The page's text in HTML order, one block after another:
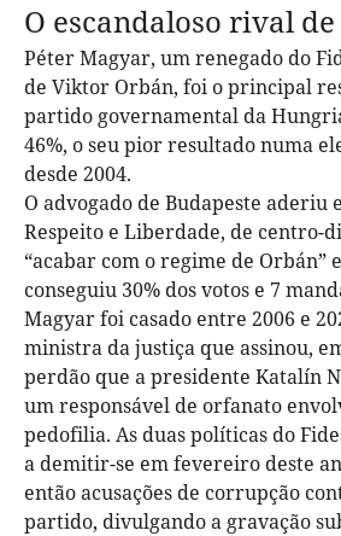
O escandaloso rival
Péter Magyar, um renegado do
de Viktor Orbán, foi o principal
partido governamental da
46%, o seu pior resultado numa
desde 2004.
O advogado de Budapeste aderiu
Respeito e Liberdade, de centro-
“acabar com o regime de Orbán”
conseguiu 30% dos votos e 7
Magyar foi casado entre 2006 e
ministra da justiça que assinou,
perdão que a presidente Katalín
um responsável de orfanato
pedofilia. As duas políticas do
a demitir-se em fevereiro deste
então acusações de corrupção
partido, divulgando a gravação